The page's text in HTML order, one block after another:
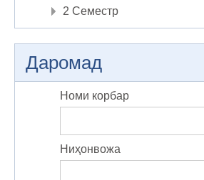
2 Семестр
Даромад
Номи корбар
Ниҳонвожа